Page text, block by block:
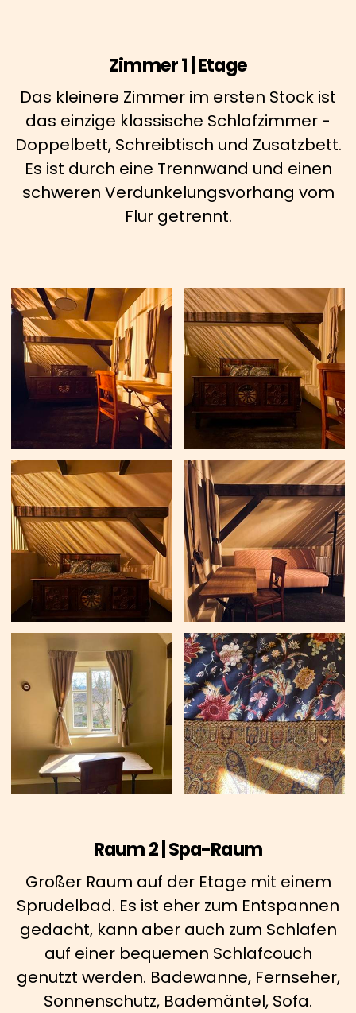
Zimmer 1 | Etage
Das kleinere Zimmer im ersten Stock ist
das einzige klassische Schlafzimmer -
Doppelbett, Schreibtisch und Zusatzbett.
Es ist durch eine Trennwand und einen
schweren Verdunkelungsvorhang vom
Flur getrennt.
Raum 2 | Spa-Raum
Großer Raum auf der Etage mit einem
Sprudelbad. Es ist eher zum Entspannen
gedacht, kann aber auch zum Schlafen
auf einer bequemen Schlafcouch
genutzt werden. Badewanne, Fernseher,
Sonnenschutz, Bademäntel, Sofa.